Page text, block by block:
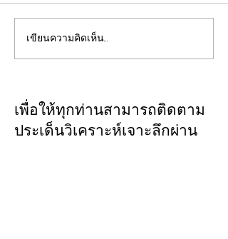
เพื่อให้ทุกท่านสามารถติดตาม
ประเด็นวิเคราะห์เจาะลึกผ่าน
ปลัดมหาดไทยแถลงผล
ประชุม กสถ. เคาะมติ
บัญชีสอบท้องถิ่นใหม่ตาม
คะแนนจริง
เขียนความคิดเห็น…